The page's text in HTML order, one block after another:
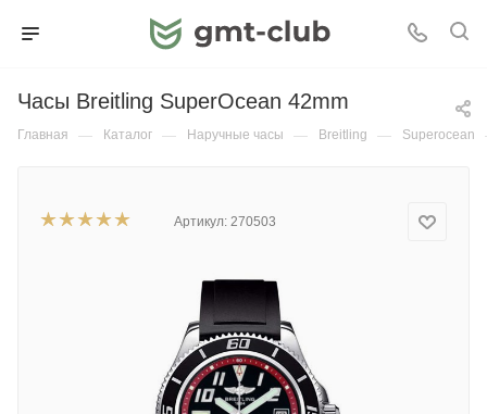
Часы Breitling SuperOcean 42mm
Главная — Каталог — Наручные часы — Breitling — Superocean
Артикул: 270503